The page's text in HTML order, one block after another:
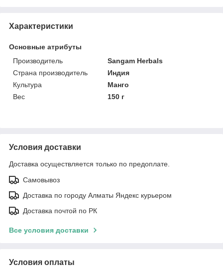
Характеристики
Основные атрибуты
Производитель
Sangam Herbals
Страна производитель
Индия
Культура
Манго
Вес
150 г
Условия доставки
Доставка осуществляется только по предоплате.
Самовывоз
Доставка по городу Алматы Яндекс курьером
Доставка почтой по РК
Все условия доставки
Условия оплаты